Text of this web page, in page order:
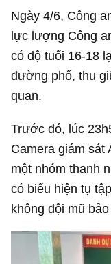
Ngày 4/6, Công
lực lượng Công
có độ tuổi 16-18
đường phố, thu
quan.
Trước đó, lúc
Camera giám sát
một nhóm thanh
có biểu hiện tụ
không đội mũ